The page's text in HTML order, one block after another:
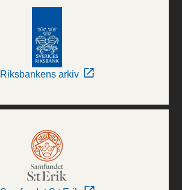
Riksbankens arkiv